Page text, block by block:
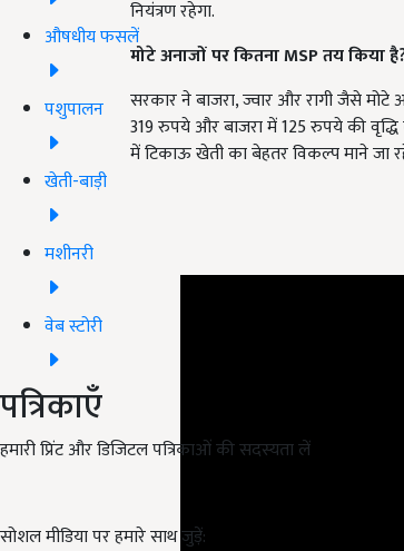
औषधीय फसलें
पशुपालन
खेती-बाड़ी
मशीनरी
वेब स्टोरी
पत्रिकाएँ
हमारी प्रिंट और डिजिटल पत्रिकाओं की सदस्यता लें
सोशल मीडिया पर हमारे साथ जुड़ें:
नियंत्रण रहेगा.
मोटे अनाजों पर कितना MSP तय किया
सरकार ने बाजरा, ज्वार और रागी जैसे मोटे
319 रुपये और बाजरा में 125 रुपये की
में टिकाऊ खेती का बेहतर विकल्प माने जा